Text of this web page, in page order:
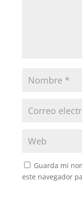
Guarda mi
este navegador